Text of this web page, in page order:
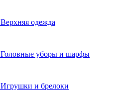
Верхняя одежда
Головные уборы и шарфы
Игрушки и брелоки